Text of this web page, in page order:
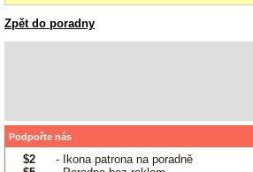
Zpět do poradny
Podpořte nás
$2
- Ikona patrona na poradně